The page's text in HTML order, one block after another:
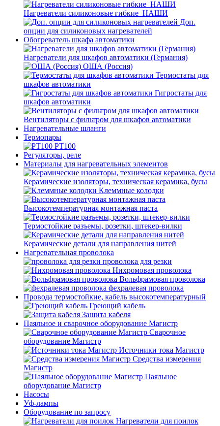
Нагреватели силиконовые гибкие_НАШИ
Доп.
опции для силиконовых нагревателей
Обогреватель шкафа автоматики
Нагреватели для шкафов автоматики (Германия)
ОША (Россия)
Термостаты для
шкафов автоматики
Гигростаты для
шкафов автоматики
Вентиляторы с фильтром для шкафов автоматики
Нагревательные шланги
Термопары
PT100
Регуляторы, реле
Материалы для нагревательных элементов
Керамические изоляторы, техническая керамика, бусы
Клеммные колодки
Высокотемпературная монтажная паста
Термостойкие разъемы, розетки, штекер-вилки
Керамические детали для направления нитей
Нагревательная проволока
проволока для резки
Нихромовая проволока
Вольфрамовая проволока
фехралевая проволока
Провода термостойкие, кабель высокотемпературный
Греющий кабель
Защита кабеля
Паяльное и сварочное оборудование Магистр
Сварочное
оборудование Магистр
Источники тока Магистр
Средства измерения
Магистр
Паяльное
оборудование Магистр
Насосы
Уф-лампы
Оборудование по запросу
Нагреватели для поилок